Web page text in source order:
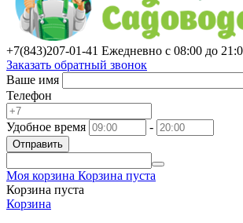
+7(843)207-01-41 Ежедневно с 08:00 до
Заказать обратный звонок
Ваше имя
Телефон
Удобное время -
Отправить
Моя корзина Корзина пуста
Корзина пуста
Корзина